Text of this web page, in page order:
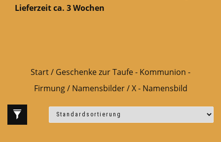
Lieferzeit ca. 3 Wochen
Start/ Geschenke zur Taufe - Kommunion -
Firmung/ Namensbilder/ X - Namensbild